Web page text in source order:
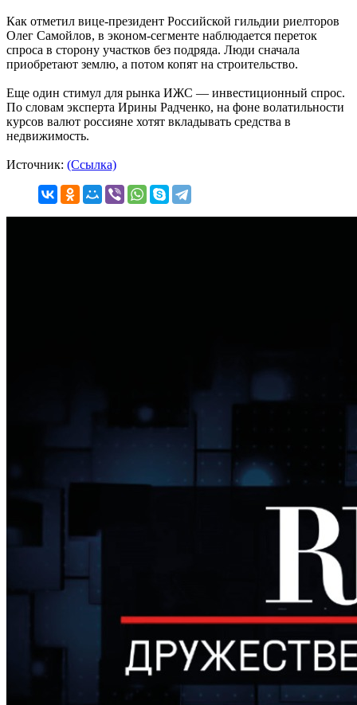
Как отметил вице-президент Российской гильдии риелторов
Олег Самойлов, в эконом-сегменте наблюдается переток
спроса в сторону участков без подряда. Люди сначала
приобретают землю, а потом копят на строительство.
Еще один стимул для рынка ИЖС — инвестиционный спрос.
По словам эксперта Ирины Радченко, на фоне волатильности
курсов валют россияне хотят вкладывать средства в
недвижимость.
Источник: (Ссылка)